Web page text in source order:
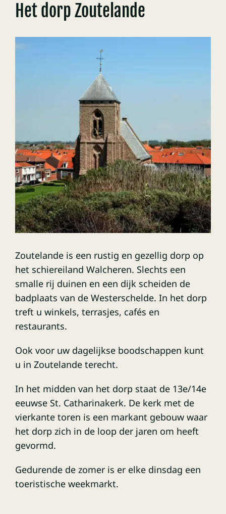
Het dorp Zoutelande
Zoutelande is een rustig en gezellig dorp op
het schiereiland Walcheren. Slechts een
smalle rij duinen en een dijk scheiden de
badplaats van de Westerschelde. In het dorp
treft u winkels, terrasjes, cafés en
restaurants.
Ook voor uw dagelijkse boodschappen kunt
u in Zoutelande terecht.
In het midden van het dorp staat de 13e/14e
eeuwse St. Catharinakerk. De kerk met de
vierkante toren is een markant gebouw waar
het dorp zich in de loop der jaren om heeft
gevormd.
Gedurende de zomer is er elke dinsdag een
toeristische weekmarkt.